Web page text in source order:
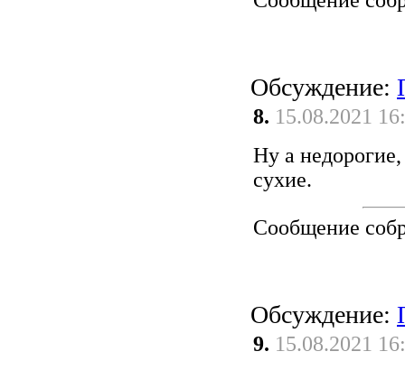
Обсуждение:
8. 15.08.2021
Ну а
сухие.
Сообщение
Обсуждение:
9. 15.08.2021